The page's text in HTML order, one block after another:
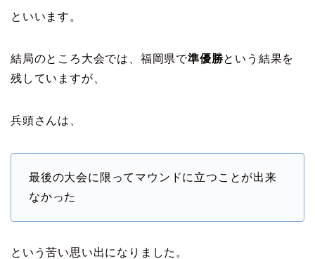
といいます。
結局のところ大会では、福岡県で準優勝という結果を
残していますが、
兵頭さんは、
最後の大会に限ってマウンドに立つことが出来
なかった
という苦い思い出になりました。